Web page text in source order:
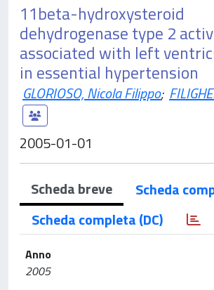
11beta-hydroxysteroid
dehydrogenase type 2
associated with left
in essential hypertension
GLORIOSO, Nicola Filippo;
2005-01-01
Scheda breve
Scheda
Scheda completa (DC)
Anno
2005